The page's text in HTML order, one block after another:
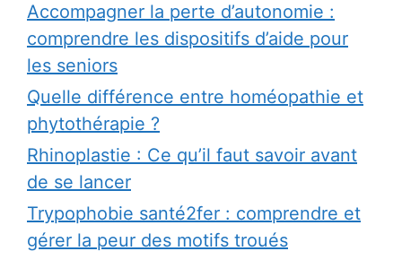
Accompagner la perte d’autonomie :
comprendre les dispositifs d’aide pour
les seniors
Quelle différence entre homéopathie et
phytothérapie ?
Rhinoplastie : Ce qu’il faut savoir avant
de se lancer
Trypophobie santé2fer : comprendre et
gérer la peur des motifs troués